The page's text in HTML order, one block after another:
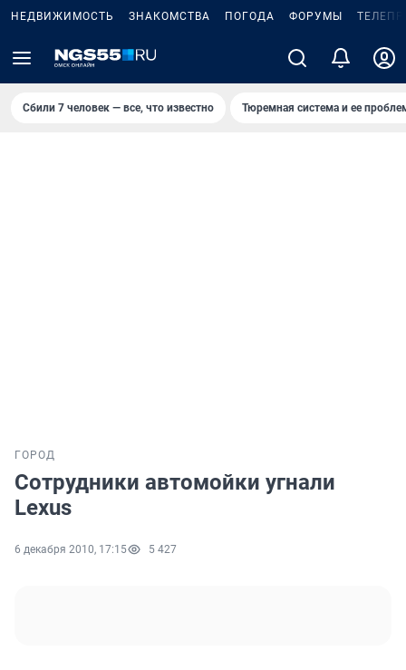
НЕДВИЖИМОСТЬ ЗНАКОМСТВА ПОГОДА ФОРУМЫ
Сбили 7 человек — все, что известно Тюремная система и ее
ГОРОД
Сотрудники автомойки угнали
Lexus
6 декабря 2010, 17:15 5 427